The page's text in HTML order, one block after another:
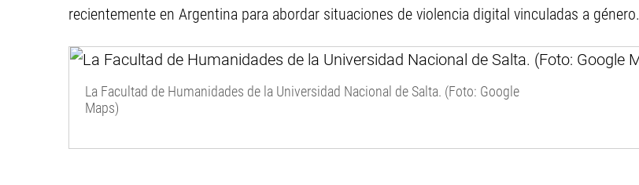
recientemente en Argentina para abordar situaciones de violencia digital vinculadas a género.
La Facultad de Humanidades de la Universidad Nacional de Salta. (Foto: Google
Maps)